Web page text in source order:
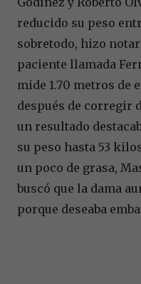
reducido su peso
sobretodo, hizo
paciente llamada
mide 1.70 metros de
después de corregir
un resultado
su peso hasta 53
un poco de grasa,
buscó que la dama
porque deseaba